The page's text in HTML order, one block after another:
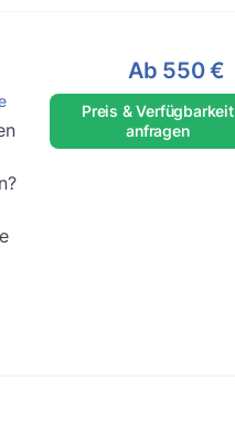
Ab 550 €
Preis & Verfügbarkeit
anfragen